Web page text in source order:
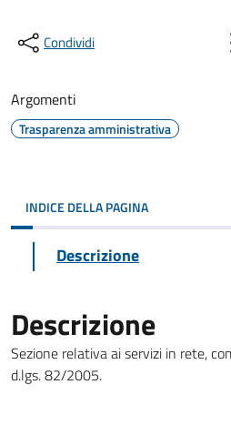
Condividi
Argomenti
Trasparenza amministrativa
INDICE DELLA PAGINA
Descrizione
Descrizione
Sezione relativa ai servizi in rete,
d.lgs. 82/2005.